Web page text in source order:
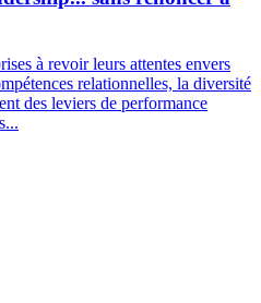
à revoir leurs attentes envers
relationnelles, la diversité
des leviers de performance